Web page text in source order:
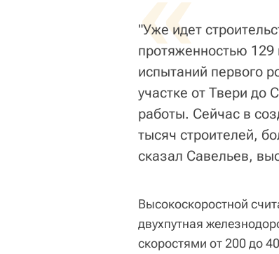
"Уже идет
протяженностью
испытаний первого
участке от Твери до
работы. Сейчас в
тысяч строителей,
сказал Савельев,
Высокоскоростной
двухпутная
скоростями от 200 до